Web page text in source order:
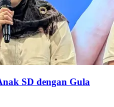
SD dengan Gula